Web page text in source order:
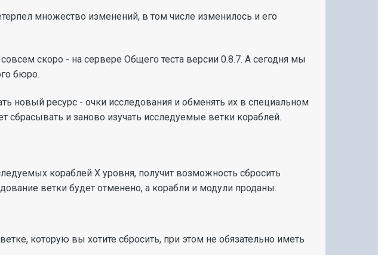
множество изменений, в том числе изменилось и его
скоро - на сервере Общего теста версии 0.8.7. А сегодня мы
бюро.
новый ресурс - очки исследования и обменять их в специальном
сбрасывать и заново изучать исследуемые ветки кораблей.
кораблей X уровня, получит возможность сбросить
ветки будет отменено, а корабли и модули проданы.
которую вы хотите сбросить, при этом не обязательно иметь